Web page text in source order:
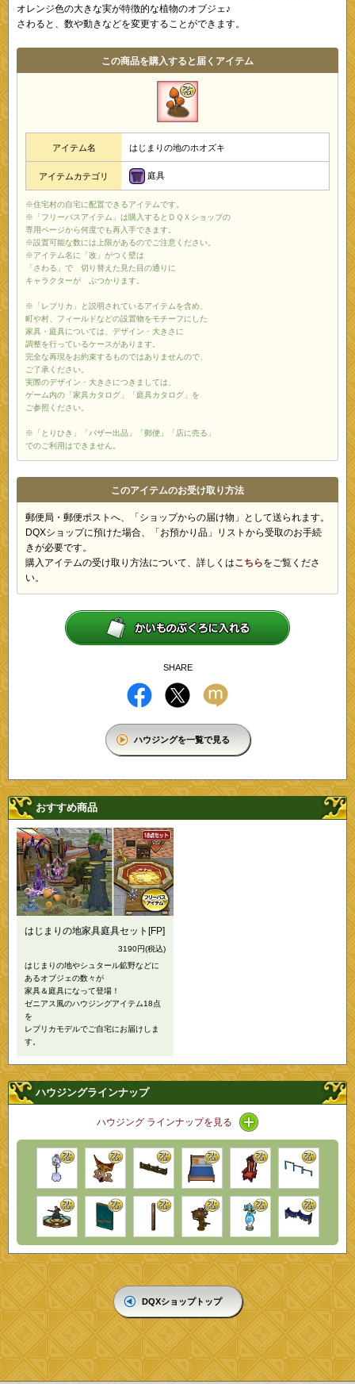
オレンジ色の大きな実が特徴的な植物のオブジェ♪
さわると、数や動きなどを変更することができます。
この商品を購入すると届くアイテム
アイテム名 はじまりの地のホオズキ
アイテムカテゴリ 庭具
※住宅村の自宅に配置できるアイテムです。
※「フリーパスアイテム」は購入するとＤＱＸショップの
専用ページから何度でも再入手できます。
※設置可能な数には上限があるのでご注意ください。
※アイテム名に「改」がつく壁は
「さわる」で 切り替えた見た目の通りに
キャラクターが ぶつかります。
※「レプリカ」と説明されているアイテムを含め、
町や村、フィールドなどの設置物をモチーフにした
家具・庭具については、デザイン・大きさに
調整を行っているケースがあります。
完全な再現をお約束するものではありませんので、
ご了承ください。
実際のデザイン・大きさにつきましては、
ゲーム内の「家具カタログ」「庭具カタログ」を
ご参照ください。
※「とりひき」「バザー出品」「郵便」「店に売る」
でのご利用はできません。
このアイテムのお受け取り方法
郵便局・郵便ポストへ、「ショップからの届け物」として送られます。
DQXショップに預けた場合、「お預かり品」リストから受取のお手続
きが必要です。
購入アイテムの受け取り方法について、詳しくはこちらをご覧くださ
い。
SHARE
ハウジングを一覧で見る
おすすめ商品
はじまりの地家具庭具セット[FP]
3190円(税込)
はじまりの地やシュタール鉱野などに
あるオブジェの数々が
家具＆庭具になって登場！
ゼニアス風のハウジングアイテム18点
を
レプリカモデルでご自宅にお届けしま
す。
ハウジングラインナップ
ハウジング ラインナップを見る アイコン / ラインナ
DQXショップトップ